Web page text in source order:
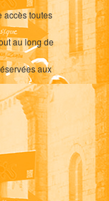
accès toutes
au long de
aux